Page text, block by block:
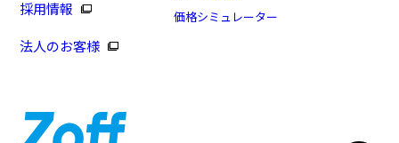
採用情報
法人のお客様
価格シミュレーター